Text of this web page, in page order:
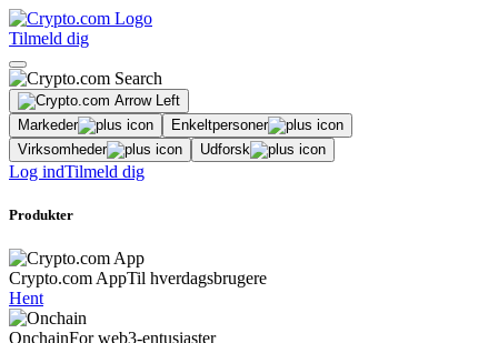
Tilmeld dig
Markeder
Enkeltpersoner
Virksomheder
Udforsk
Log indTilmeld dig
Produkter
Crypto.com AppTil hverdagsbrugere
Hent
OnchainFor web3-entusiaster